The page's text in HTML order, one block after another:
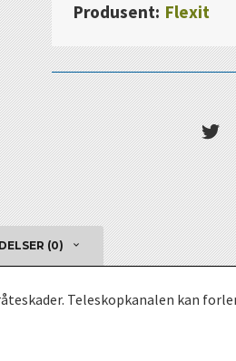
Produsent: Flexit
(0)
Teleskopkanalen kan